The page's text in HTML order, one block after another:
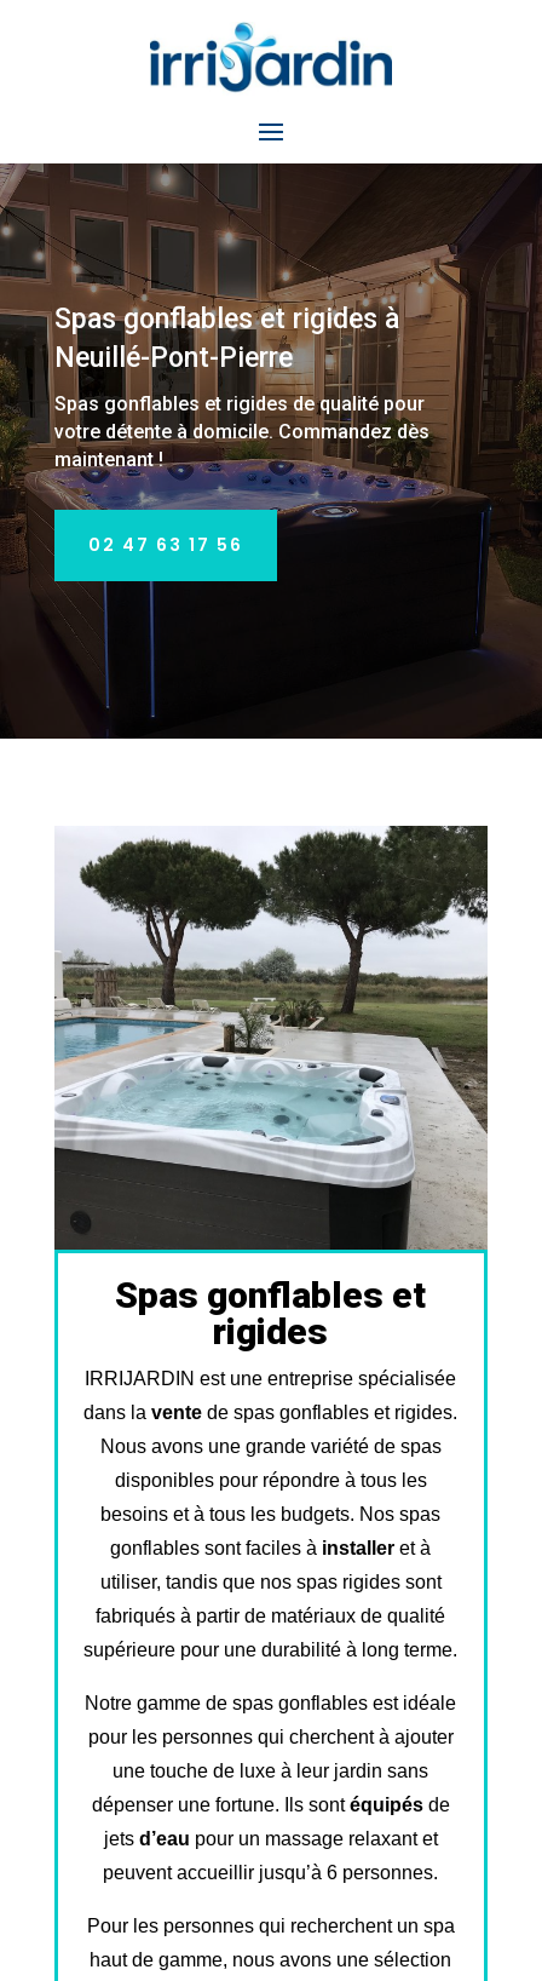
Spas gonflables et rigides à
Neuillé-Pont-Pierre
Spas gonflables et rigides de qualité pour
votre détente à domicile. Commandez dès
maintenant !
02 47 63 17 56
Spas gonflables et
rigides
IRRIJARDIN est une entreprise spécialisée
dans lavente de spas gonflables et rigides.
Nous avons une grande variété de spas
disponibles pour répondre à tous les
besoins et à tous les budgets. Nos spas
gonflables sont faciles à installer et à
utiliser, tandis que nos spas rigides sont
fabriqués à partir de matériaux de qualité
supérieure pour une durabilité à long terme.
Notre gamme de spas gonflables est idéale
pour les personnes qui cherchent à ajouter
une touche de luxe à leur jardin sans
dépenser une fortune. Ils sontéquipésde
jets d’eau pour un massage relaxant et
peuvent accueillir jusqu’à 6 personnes.
Pour les personnes qui recherchent un spa
haut de gamme, nous avons une sélection